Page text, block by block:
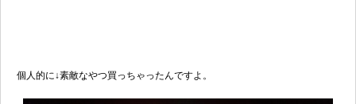
個人的に↓素敵なやつ買っちゃったんですよ。